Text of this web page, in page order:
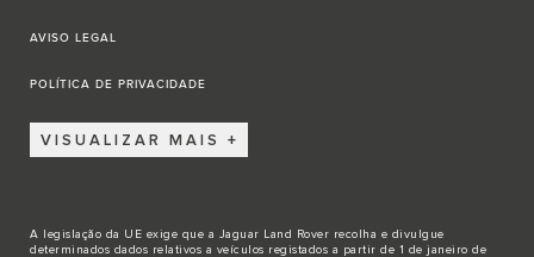
AVISO LEGAL
POLÍTICA DE PRIVACIDADE
VISUALIZAR MAIS
A legislação da UE exige que a Jaguar Land Rover recolha e divulgue
determinados dados relativos a veículos registados a partir de 1 de janeiro de